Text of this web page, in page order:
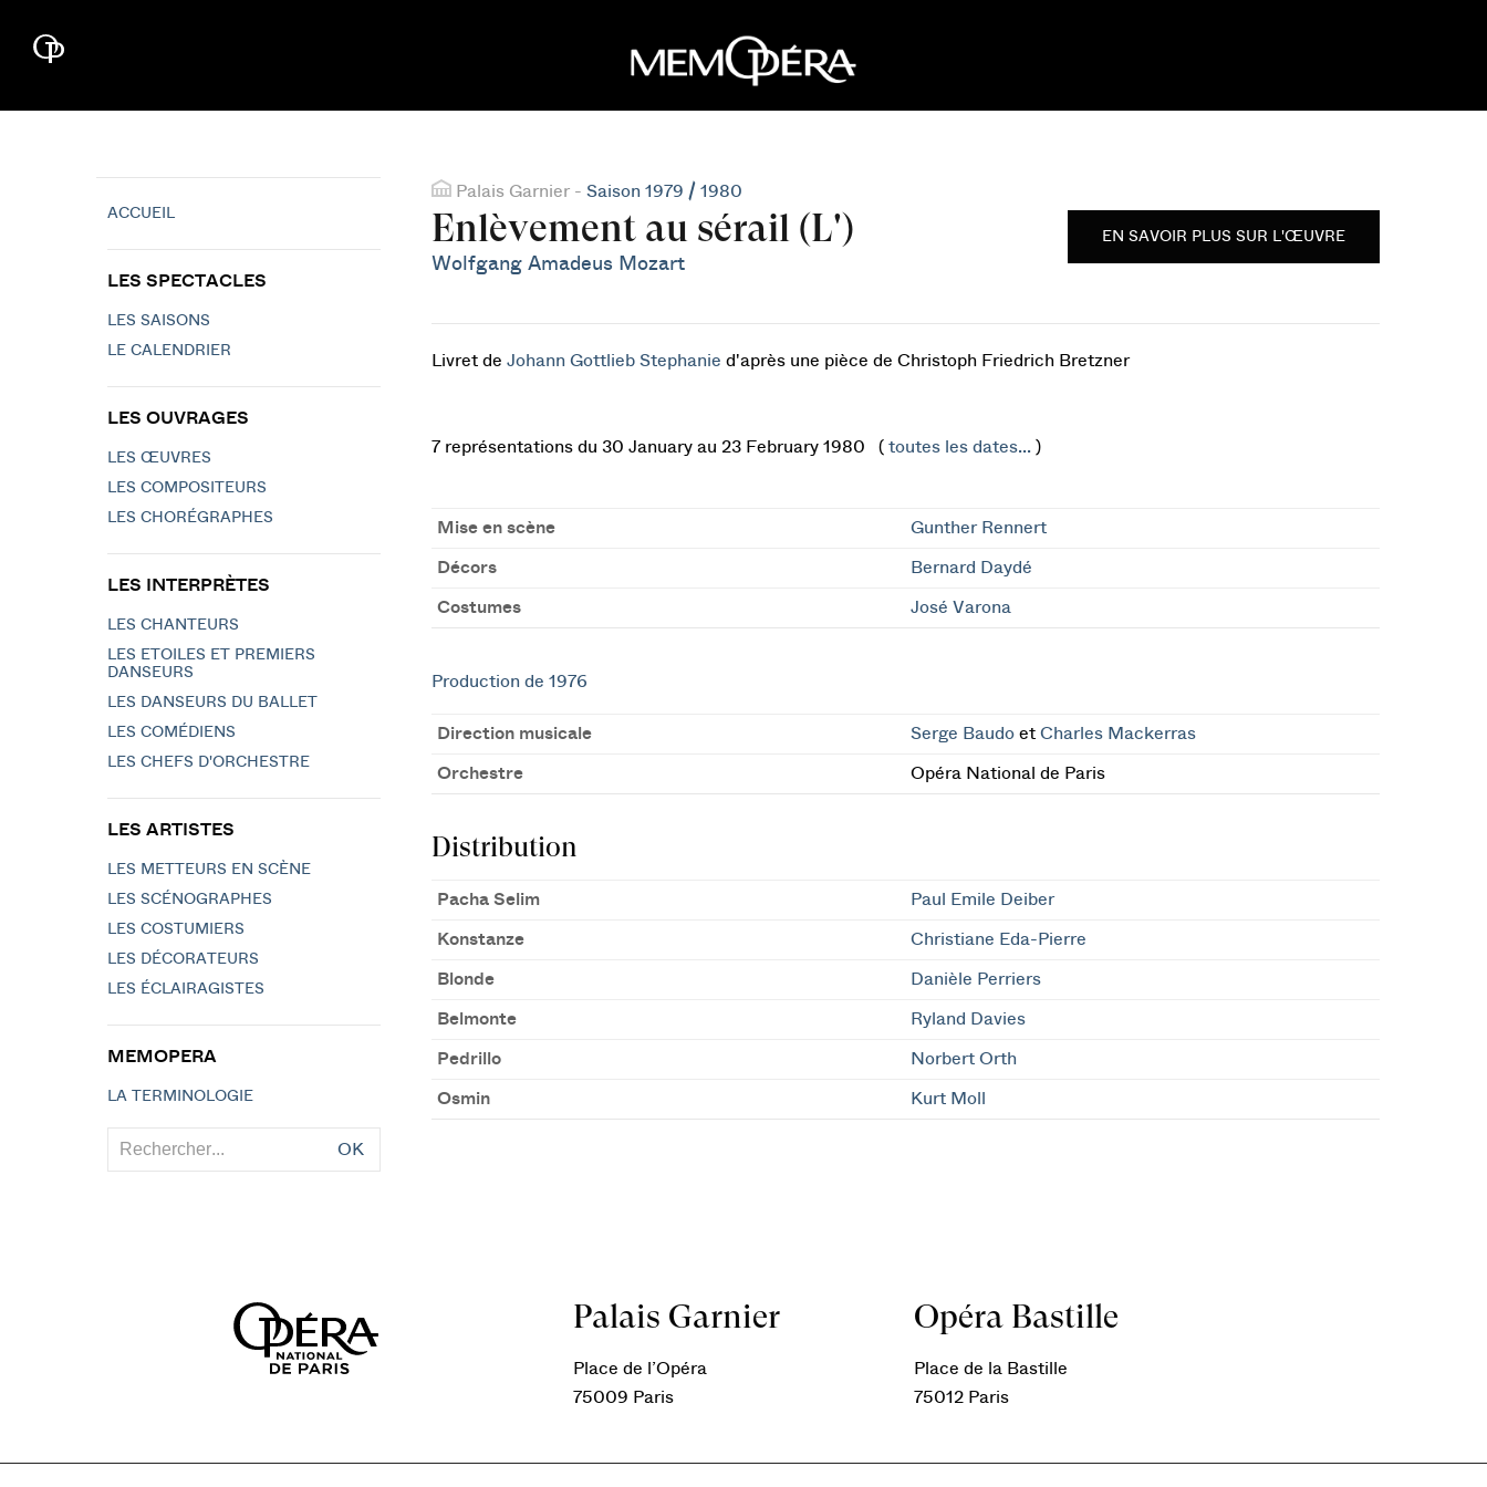
Palais Garnier - Saison 1979 / 1980
Enlèvement au sérail (L')
Wolfgang Amadeus Mozart
EN SAVOIR PLUS SUR L'ŒUVRE
Livret de Johann Gottlieb Stephanie d'après une pièce de Christoph Friedrich Bretzner
7 représentations du 30 January au 23 February 1980 ( toutes les dates...)
Mise en scène Gunther Rennert
Décors Bernard Daydé
Costumes José Varona
Production de 1976
Direction musicale Serge Baudo etCharles Mackerras
Orchestre Opéra National de Paris
Distribution
Pacha Selim Paul Emile Deiber
Konstanze Christiane Eda-Pierre
Blonde Danièle Perriers
Belmonte Ryland Davies
Pedrillo Norbert Orth
Osmin Kurt Moll
ACCUEIL
LES SPECTACLES
LES SAISONS
LE CALENDRIER
LES OUVRAGES
LES ŒUVRES
LES COMPOSITEURS
LES CHORÉGRAPHES
LES INTERPRÈTES
LES CHANTEURS
LES ETOILES ET PREMIERS
DANSEURS
LES DANSEURS DU BALLET
LES COMÉDIENS
LES CHEFS D'ORCHESTRE
LES ARTISTES
LES METTEURS EN SCÈNE
LES SCÉNOGRAPHES
LES COSTUMIERS
LES DÉCORATEURS
LES ÉCLAIRAGISTES
MEMOPERA
LA TERMINOLOGIE
OK
Palais Garnier
Place de l’Opéra
75009 Paris
Opéra Bastille
Place de la Bastille
75012 Paris